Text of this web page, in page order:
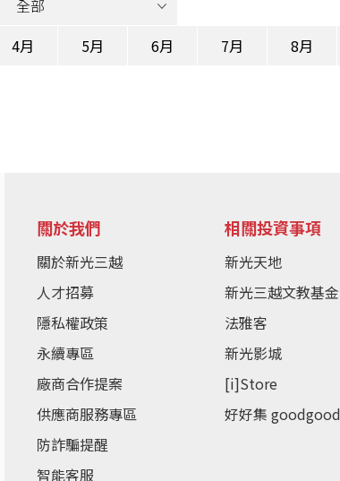
4月 5月 6月 7月 8月
關於我們
關於新光三越
人才招募
隱私權政策
永續專區
廠商合作提案
供應商服務專區
防詐騙提醒
智能客服
相關投資事項
新光天地
新光三越文教基
法雅客
新光影城
[i]Store
好好集